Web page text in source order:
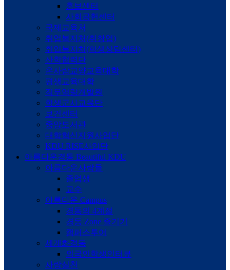
홍보센터
사회공헌센터
국제교육처
취업복지처(취창업)
취업복지처(학생상담센터)
산학협력단
온사람교양교육대학
평생교육대학
직무역량개발원
학생군사교육단
보건센터
중앙도서관
대학혁신지원사업단
KDU RISE사업단
아름다운경동 Beautiful KDU
아름다운사람들
졸업생
교수
아름다운 Campus
경동의 4계절
경동 Zone 즐기기
캠퍼스투어
세계화경동
외국인학생인터뷰
사랑실천